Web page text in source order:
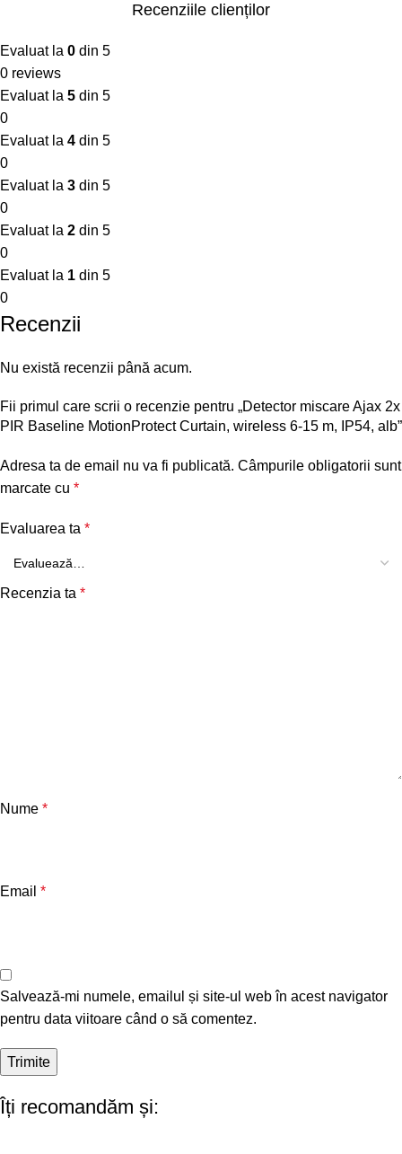
Recenziile clienților
Evaluat la 0 din 5
0 reviews
Evaluat la 5 din 5
0
Evaluat la 4 din 5
0
Evaluat la 3 din 5
0
Evaluat la 2 din 5
0
Evaluat la 1 din 5
0
Recenzii
Nu există recenzii până acum.
Fii primul care scrii o recenzie pentru „Detector miscare Ajax 2x
PIR Baseline MotionProtect Curtain, wireless 6-15 m, IP54, alb”
Adresa ta de email nu va fi publicată. Câmpurile obligatorii sunt
marcate cu *
Evaluarea ta *
Recenzia ta *
Nume *
Email *
Salvează-mi numele, emailul și site-ul web în acest navigator
pentru data viitoare când o să comentez.
Îți recomandăm și: